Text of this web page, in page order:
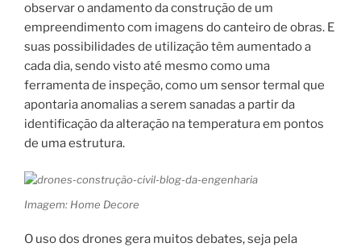
observar o andamento da construção de um
empreendimento com imagens do canteiro de obras. E
suas possibilidades de utilização têm aumentado a
cada dia, sendo visto até mesmo como uma
ferramenta de inspeção, como um sensor termal que
apontaria anomalias a serem sanadas a partir da
identificação da alteração na temperatura em pontos
de uma estrutura.
Imagem: Home Decore
O uso dos drones gera muitos debates, seja pela